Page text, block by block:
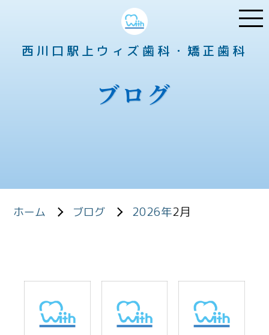
西川口駅上ウィズ歯科・矯正歯科
ブログ
ホーム ブログ 2026年2月